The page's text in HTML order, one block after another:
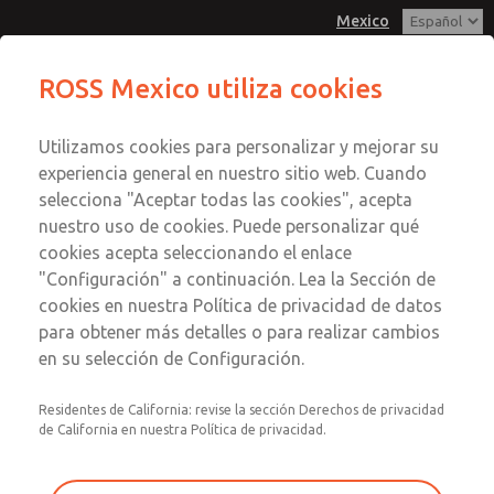
Mexico
Cuenta
Registrarse
Inscribirse
Serie MD3
MD353ECA9C3YN
Enviar esta página por correo
electrónico
Servicio al Cliente
1-800-GET-ROSS
Servicio Tecnico
1-888-TEK-ROSS
ROSS Mexico utiliza cookies
Utilizamos cookies para personalizar y mejorar su
experiencia general en nuestro sitio web. Cuando
selecciona "Aceptar todas las cookies", acepta
nuestro uso de cookies. Puede personalizar qué
cookies acepta seleccionando el enlace
"Configuración" a continuación. Lea la Sección de
cookies en nuestra Política de privacidad de datos
para obtener más detalles o para realizar cambios
en su selección de Configuración.
Residentes de California: revise la sección Derechos de privacidad
de California en nuestra Política de privacidad.